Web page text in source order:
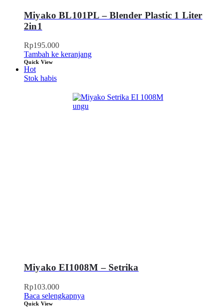
Miyako BL101PL – Blender Plastic 1 Liter
2in1
Rp195.000
Tambah ke keranjang
Quick View
Hot
Stok habis
Miyako EI1008M – Setrika
Rp103.000
Baca selengkapnya
Quick View